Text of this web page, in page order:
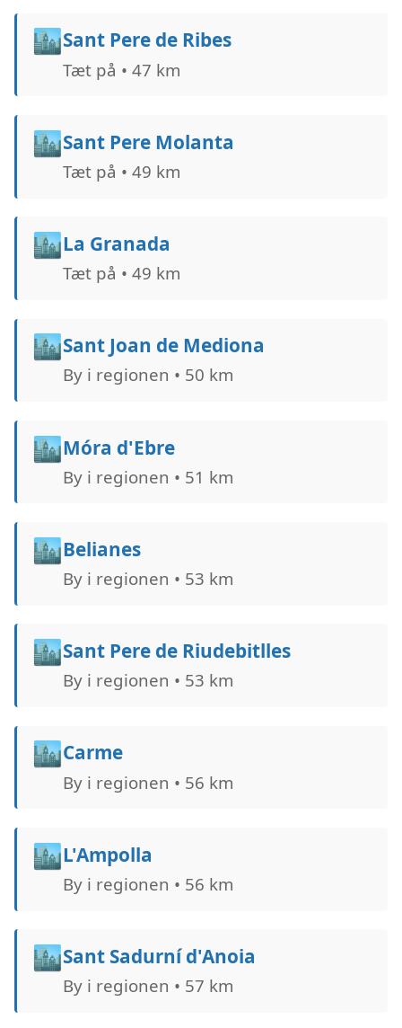
🏙️Sant Pere de Ribes
Tæt på • 47 km
🏙️Sant Pere Molanta
Tæt på • 49 km
🏙️La Granada
Tæt på • 49 km
🏙️Sant Joan de Mediona
By i regionen • 50 km
🏙️Móra d'Ebre
By i regionen • 51 km
🏙️Belianes
By i regionen • 53 km
🏙️Sant Pere de Riudebitlles
By i regionen • 53 km
🏙️Carme
By i regionen • 56 km
🏙️L'Ampolla
By i regionen • 56 km
🏙️Sant Sadurní d'Anoia
By i regionen • 57 km